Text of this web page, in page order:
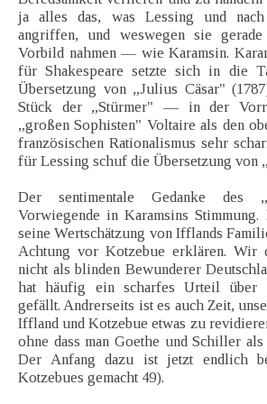
ja alles das, was Lessing und
angriffen, und weswegen sie gerade
Vorbild nahmen — wie Karamsin.
für Shakespeare setzte sich in die
Übersetzung von „Julius Cäsar"
Stück der „Stürmer" — in der
„großen Sophisten" Voltaire als den
französischen Rationalismus sehr
für Lessing schuf die Übersetzung von
Der sentimentale Gedanke des
Vorwiegende in Karamsins
seine Wertschätzung von Ifflands
Achtung vor Kotzebue erklären. Wir
nicht als blinden Bewunderer
hat häufig ein scharfes Urteil über
gefällt. Andrerseits ist es auch Zeit,
Iffland und Kotzebue etwas zu
ohne dass man Goethe und Schiller als
Der Anfang dazu ist jetzt endlich
Kotzebues gemacht 49).